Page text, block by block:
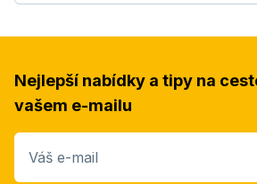
Nejlepší nabídky a tipy na
vašem e-mailu
Váš e-mail